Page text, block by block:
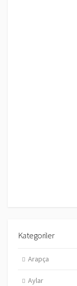
Kategoriler
Arapça
Aylar